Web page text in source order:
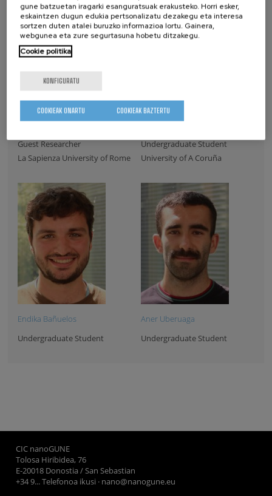
Eva Vergara
Guest Researcher
La Sapienza University of Rome
Carla Pérez
Undergraduate Student
University of A Coruña
Endika Bañuelos
Undergraduate Student
Aner Uberuaga
Undergraduate Student
CIC nanoGUNE
Tolosa Hiribidea, 76
E-20018 Donostia / San Sebastian
+34 9... Telefonoa ikusi · nano@nanogune.eu
gune batzuetan iragarki esanguratsuak erakusteko. Horri esker,
eskaintzen dugun edukia pertsonalizatu dezakegu eta interesa
sortzen duten atalei buruzko informazioa lortu. Gainera,
webgunea eta zure segurtasuna hobetu ditzakegu.
Cookie politika
KONFIGURATU
COOKIEAK BAZTERTU
COOKIEAK ONARTU